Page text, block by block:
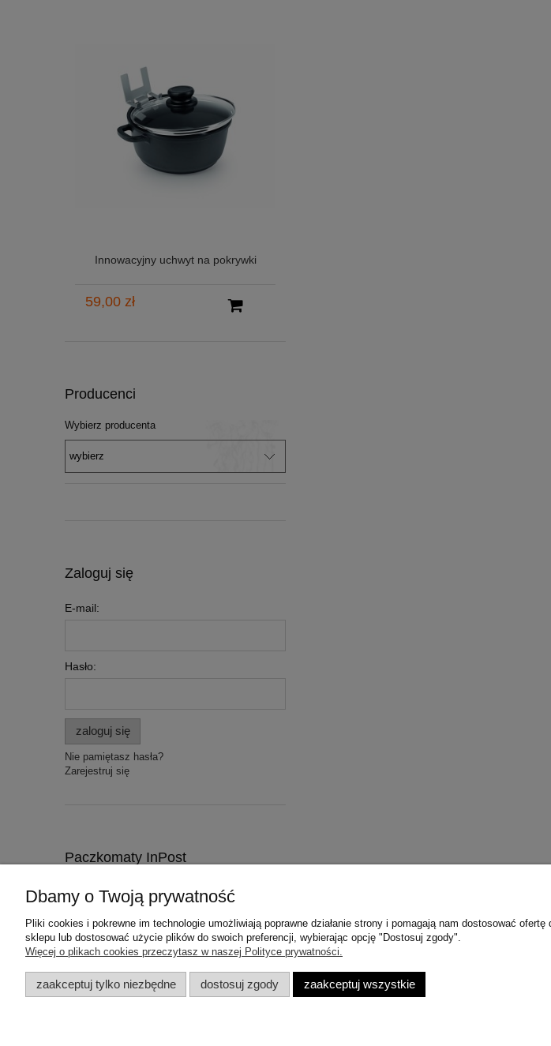
Innowacyjny uchwyt na pokrywki
59,00 zł
Producenci
Wybierz producenta
Zaloguj się
E-mail:
Hasło:
zaloguj się
Nie pamiętasz hasła?
Zarejestruj się
Paczkomaty InPost
Pomoc
Zwroty i reklamacje
Moje konto
Twoje zamówienia
Ustawienia konta
Dbamy o Twoją prywatność
Pliki cookies i pokrewne im technologie umożliwiają poprawne działanie strony i pomagają nam dostosować
sklepu lub dostosować użycie plików do swoich preferencji, wybierając opcję "Dostosuj zgody".
Więcej o plikach cookies przeczytasz w naszej Polityce prywatności.
zaakceptuj tylko niezbędne dostosuj zgody zaakceptuj wszystkie